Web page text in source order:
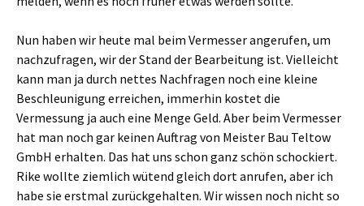
Nun haben wir heute mal beim Vermesser angerufen, um
nachzufragen, wir der Stand der Bearbeitung ist. Vielleicht
kann man ja durch nettes Nachfragen noch eine kleine
Beschleunigung erreichen, immerhin kostet die
Vermessung ja auch eine Menge Geld. Aber beim Vermesser
hat man noch gar keinen Auftrag von Meister Bau Teltow
GmbH erhalten. Das hat uns schon ganz schön schockiert.
Rike wollte ziemlich wütend gleich dort anrufen, aber ich
habe sie erstmal zurückgehalten. Wir wissen noch nicht so